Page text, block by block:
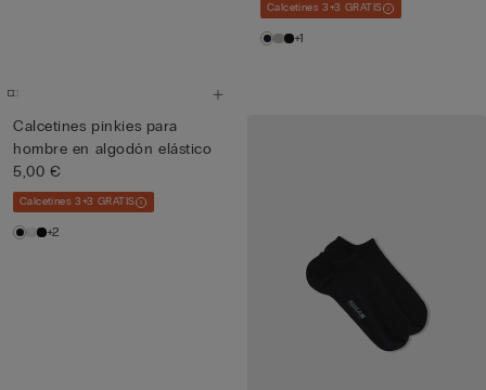
Calcetines 3+3 GRATIS
+1
Calcetines pinkies para
hombre en algodón elástico
5,00 €
Calcetines 3+3 GRATIS
+2